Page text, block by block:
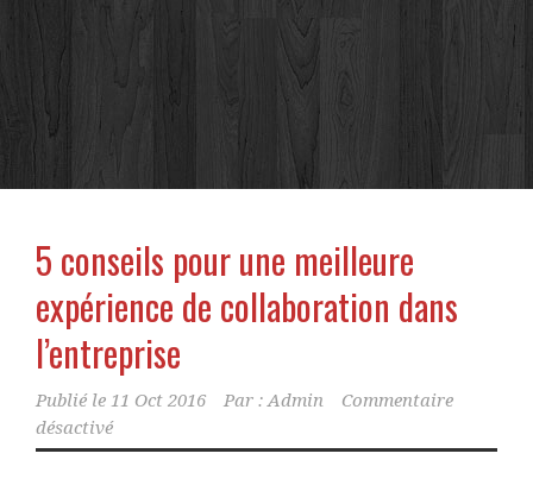
5 conseils pour une meilleure
expérience de collaboration dans
l’entreprise
Publié le 11 Oct 2016 Par : Admin
Commentaire
désactivé